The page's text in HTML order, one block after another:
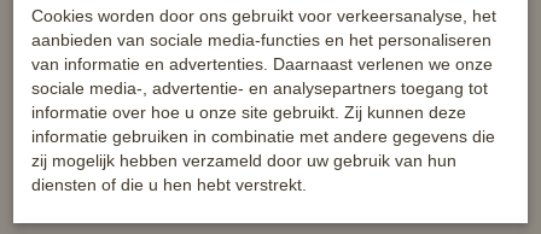
Cookies worden door ons gebruikt voor verkeersanalyse, het
aanbieden van sociale media-functies en het personaliseren
van informatie en advertenties. Daarnaast verlenen we onze
sociale media-, advertentie- en analysepartners toegang tot
informatie over hoe u onze site gebruikt. Zij kunnen deze
informatie gebruiken in combinatie met andere gegevens die
zij mogelijk hebben verzameld door uw gebruik van hun
diensten of die u hen hebt verstrekt.